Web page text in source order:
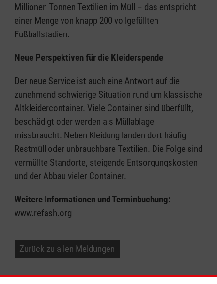
Millionen Tonnen Textilien im Müll – das entspricht
einer Menge von knapp 200 vollgefüllten
Fußballstadien.
Neue Perspektiven für die Kleiderspende
Der neue Service ist auch eine Antwort auf die
zunehmend schwierige Situation rund um klassische
Altkleidercontainer. Viele Container sind überfüllt,
beschädigt oder werden als Müllablage
missbraucht. Neben Kleidung landen dort häufig
Restmüll oder unbrauchbare Textilien. Die Folge sind
vermüllte Standorte, steigende Entsorgungskosten
und der Abbau vieler Container.
Weitere Informationen und Terminbuchung:
www.refash.org
Zurück zu allen Meldungen